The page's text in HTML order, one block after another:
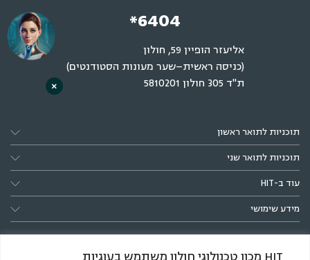
*6404
אליעזר הופיין 59, חולון
(כניסה ראשית–שער מעונות הסטודנטים)
ת"ד 305 חולון 5810201
תוכניות לתואר ראשון
תוכניות לתואר שני
עוד ב-HIT
מידע שימושי
×